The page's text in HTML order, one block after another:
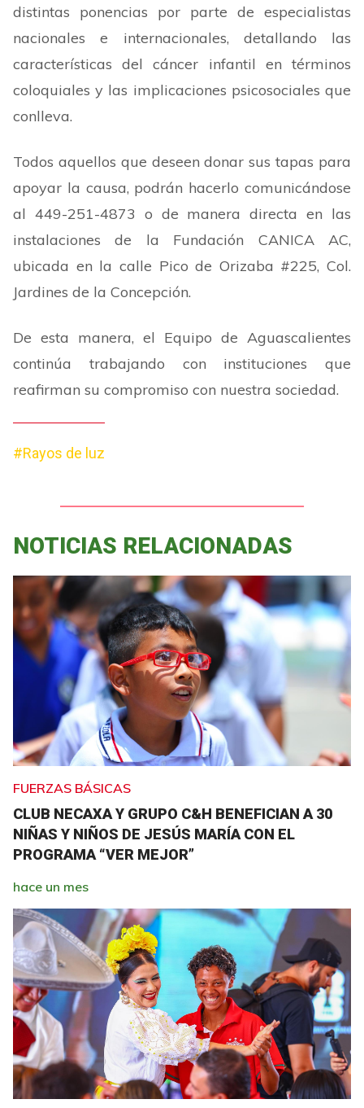
distintas ponencias por parte de especialistas
nacionales e internacionales, detallando las
características del cáncer infantil en términos
coloquiales y las implicaciones psicosociales que
conlleva.
Todos aquellos que deseen donar sus tapas para
apoyar la causa, podrán hacerlo comunicándose
al 449-251-4873 o de manera directa en las
instalaciones de la Fundación CANICA AC,
ubicada en la calle Pico de Orizaba #225, Col.
Jardines de la Concepción.
De esta manera, el Equipo de Aguascalientes
continúa trabajando con instituciones que
reafirman su compromiso con nuestra sociedad.
#Rayos de luz
NOTICIAS RELACIONADAS
FUERZAS BÁSICAS
CLUB NECAXA Y GRUPO C&H BENEFICIAN A 30
NIÑAS Y NIÑOS DE JESÚS MARÍA CON EL
PROGRAMA “VER MEJOR”
hace un mes